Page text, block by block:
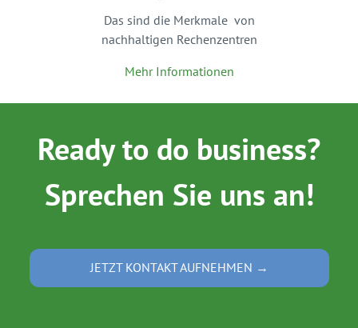
Das sind die Merkmale von
nachhaltigen Rechenzentren
Mehr Informationen
Ready to do business?
Sprechen Sie uns an!
JETZT KONTAKT AUFNEHMEN →